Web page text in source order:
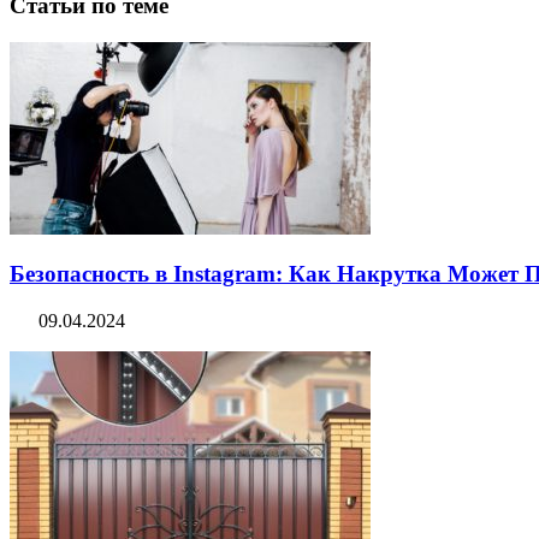
Статьи по теме
Безопасность в Instagram: Как Накрутка
09.04.2024